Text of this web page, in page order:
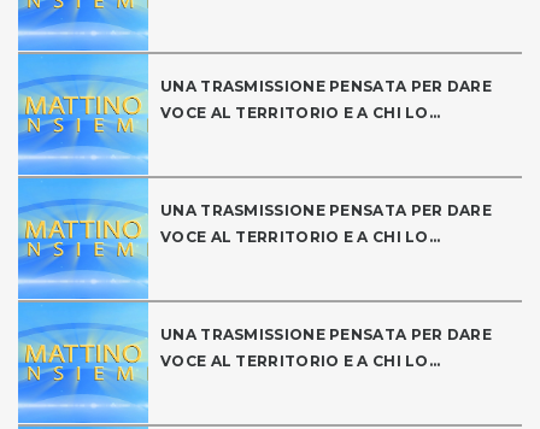
UNA TRASMISSIONE PENSATA PER DARE
VOCE AL TERRITORIO E A CHI LO...
UNA TRASMISSIONE PENSATA PER DARE
VOCE AL TERRITORIO E A CHI LO...
UNA TRASMISSIONE PENSATA PER DARE
VOCE AL TERRITORIO E A CHI LO...